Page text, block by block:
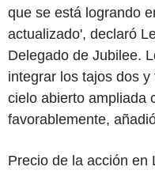
que se está logrando
actualizado', declaró
Delegado de Jubilee.
integrar los tajos dos
cielo abierto ampliada
favorablemente,
Precio de la acción en